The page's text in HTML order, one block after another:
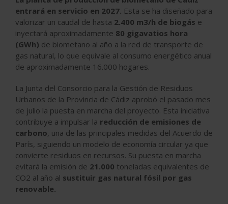
entrará en servicio en 2027. Esta se ha diseñado para
valorizar un caudal de hasta 2.400 m3/h de biogás e
inyectará aproximadamente 80 gigavatios hora
(GWh) de biometano al año a la red de transporte de
gas natural, lo que equivale al consumo energético anual
de aproximadamente 16.000 hogares.
La Junta del Consorcio para la Gestión de Residuos
Urbanos de la Provincia de Cádiz aprobó el pasado mes
de julio la puesta en marcha del proyecto. Esta iniciativa
contribuye a impulsar la reducción de emisiones de
carbono, una de las principales medidas del Acuerdo de
París, siguiendo un modelo de economía circular ya que
convierte residuos en recursos. Su puesta en marcha
evitará la emisión de 21.000 toneladas equivalentes de
CO2 al año al sustituir gas natural fósil por gas
renovable.